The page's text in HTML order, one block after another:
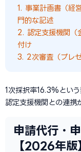
1. 事業計画書（経
門的な記述
2. 認定支援機関（
付け
3. 2次審査（プレ
1次採択率16.3%とい
認定支援機関との連携
申請代行・
【2026年版